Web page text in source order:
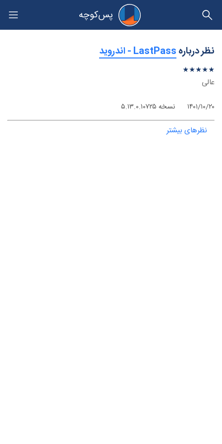
پس‌کوچه
حریم خصوصی
نظر درباره‫LastPass - اندروید
★★★★★
★
★
★
★
★
عالی
۱۴۰۱/۱۰/۲۰ نسخه ۵.۱۳.۰.۱۰۷۲۵
نظرهای بیشتر